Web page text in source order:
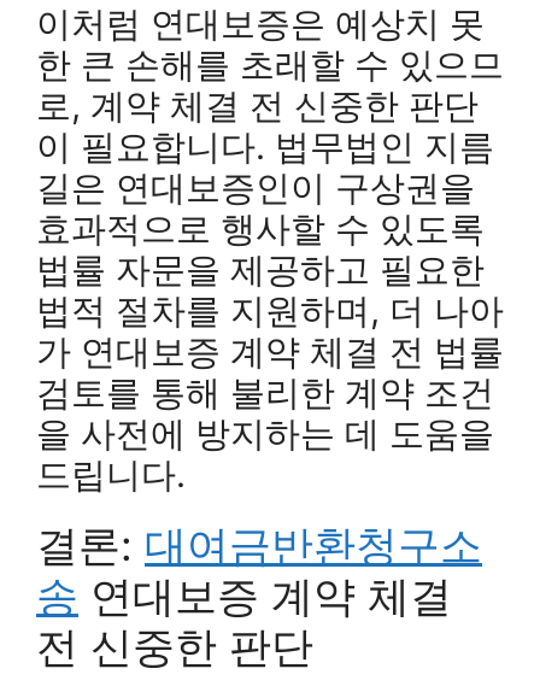
이처럼 연대보증은 예상치 못
한 큰 손해를 초래할 수 있으므
로, 계약 체결 전 신중한 판단
이 필요합니다. 법무법인 지름
길은 연대보증인이 구상권을
효과적으로 행사할 수 있도록
법률 자문을 제공하고 필요한
법적 절차를 지원하며, 더 나아
가 연대보증 계약 체결 전 법률
검토를 통해 불리한 계약 조건
을 사전에 방지하는 데 도움을
드립니다.
결론: 대여금반환청구소
송 연대보증 계약 체결
전 신중한 판단